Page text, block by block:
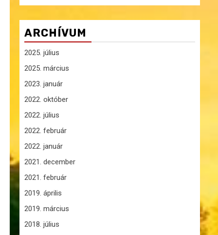
ARCHÍVUM
2025. július
2025. március
2023. január
2022. október
2022. július
2022. február
2022. január
2021. december
2021. február
2019. április
2019. március
2018. július